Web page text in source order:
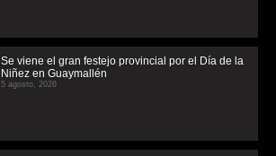
Se viene el gran festejo provincial por el Día de la
Niñez en Guaymallén
5 agosto, 2026